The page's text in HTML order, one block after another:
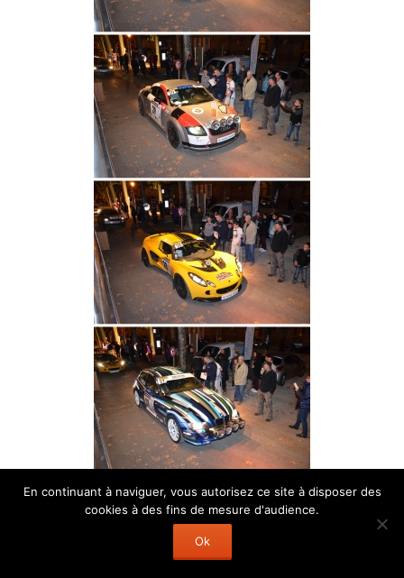
En continuant à naviguer, vous autorisez ce site à disposer des
cookies à des fins de mesure d'audience.
Ok